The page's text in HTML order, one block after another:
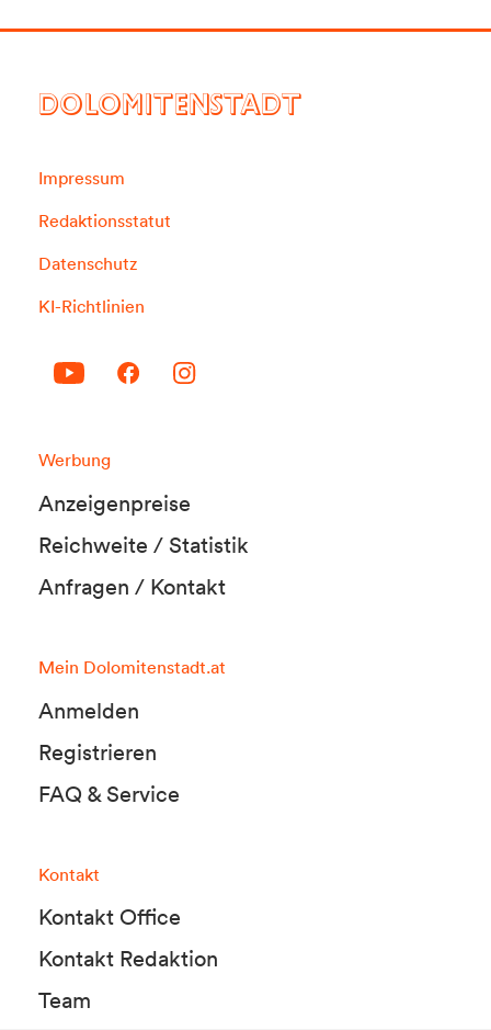
DOLOMITENSTADT
Impressum
Redaktionsstatut
Datenschutz
KI-Richtlinien
Werbung
Anzeigenpreise
Reichweite / Statistik
Anfragen / Kontakt
Mein Dolomitenstadt.at
Anmelden
Registrieren
FAQ & Service
Kontakt
Kontakt Office
Kontakt Redaktion
Team